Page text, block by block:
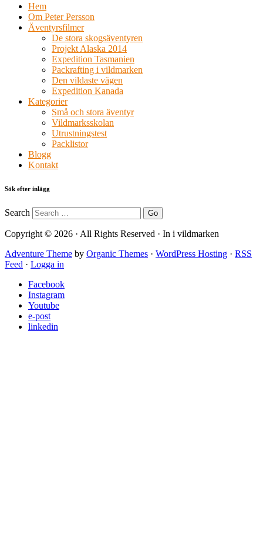
Hem
Om Peter Persson
Äventyrsfilmer
De stora skogsäventyren
Projekt Alaska 2014
Expedition Tasmanien
Packrafting i vildmarken
Den vildaste vägen
Expedition Kanada
Kategorier
Små och stora äventyr
Vildmarksskolan
Utrustningstest
Packlistor
Blogg
Kontakt
Sök efter inlägg
Search
Copyright © 2026 · All Rights Reserved · In i vildmarken
Adventure Theme by Organic Themes · WordPress Hosting · RSS
Feed · Logga in
Facebook
Instagram
Youtube
e-post
linkedin